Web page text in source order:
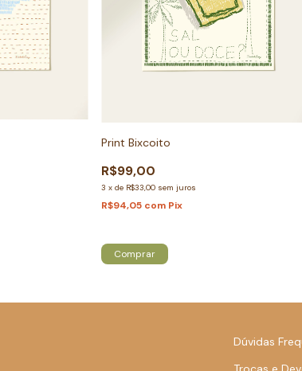
Print Bixcoito
R$99,00
3 x de R$33,00 sem juros
R$94,05 com Pix
Comprar
Dúvidas